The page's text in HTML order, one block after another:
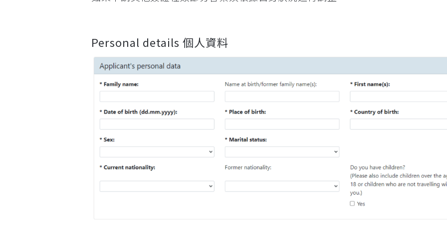
Personal details 個人資料